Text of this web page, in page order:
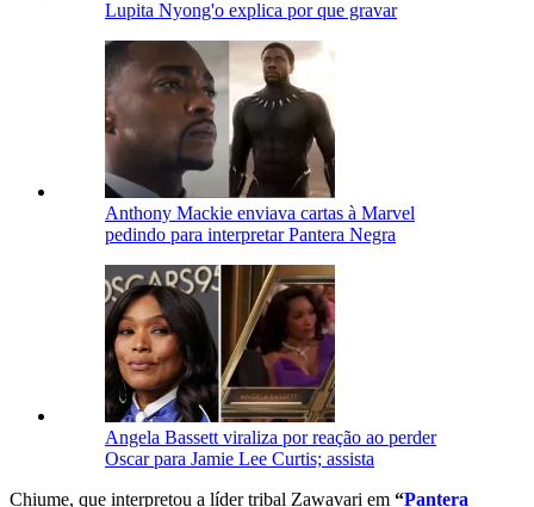
Lupita Nyong'o explica por que gravar
Anthony Mackie enviava cartas à Marvel
pedindo para interpretar Pantera Negra
Angela Bassett viraliza por reação ao perder
Oscar para Jamie Lee Curtis; assista
Chiume, que interpretou a líder tribal Zawavari em “Pantera